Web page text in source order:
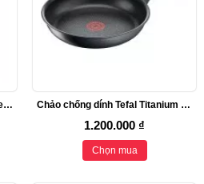
Giá để cuộn giấy nhà bếp Küchenprofi Chảo chống dính Tefal Titanium Fusion
1.200.000 ₫
Chọn mua